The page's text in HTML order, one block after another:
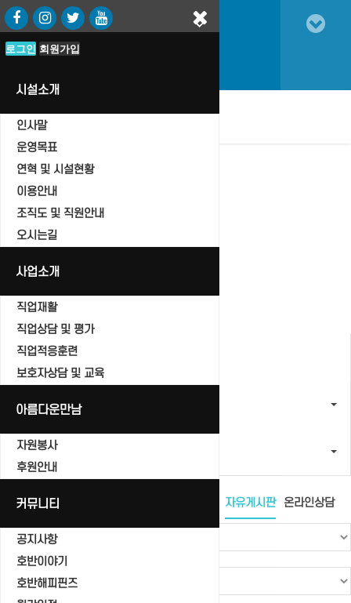
로그인
로그인 회원가입
시설소개
인사말
운영목표
연혁 및 시설현황
이용안내
조직도 및 직원안내
오시는길
사업소개
직업재활
직업상담 및 평가
직업적응훈련
보호자상담 및 교육
아름다운만남
자원봉사
후원안내
커뮤니티
공지사항
호반이야기
호반해피핀즈
자유게시판
Home
커뮤니티
자유게시판
공지사항 호반이야기 자유게시판 온라인상담